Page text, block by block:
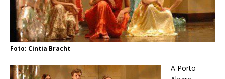
Foto: Cintia Bracht
A Porto